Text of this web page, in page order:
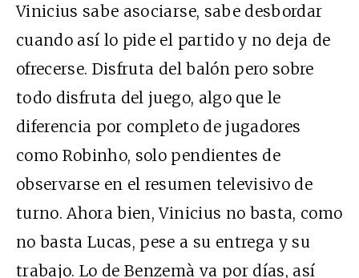
Vinicius sabe asociarse, sabe desbordar
cuando así lo pide el partido y no deja de
ofrecerse. Disfruta del balón pero sobre
todo disfruta del juego, algo que le
diferencia por completo de jugadores
como Robinho, solo pendientes de
observarse en el resumen televisivo de
turno. Ahora bien, Vinicius no basta, como
no basta Lucas, pese a su entrega y su
trabajo. Lo de Benzemà va por días, así